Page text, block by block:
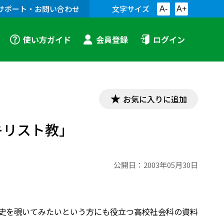
ポート・お問い合わせ 文字サイズ A- A+
使い方ガイド 会員登録 ログイン
お気に入りに追加
スト教」
公開日： 2003年05月30日
覗いてみたいという方にも役立つ高校社会科の資料